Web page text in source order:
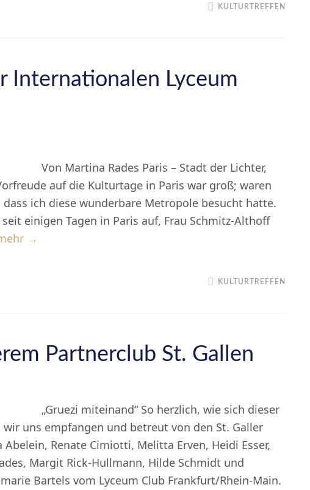
KULTURTREFFEN
Internationalen Lyceum
Von Martina Rades Paris – Stadt der Lichter,
auf die Kulturtage in Paris war groß; waren
dass ich diese wunderbare Metropole besucht hatte.
einigen Tagen in Paris auf, Frau Schmitz-Althoff
→
Paris
KULTURTREFFEN
Partnerclub St. Gallen
„Gruezi miteinand“ So herzlich, wie sich dieser
uns empfangen und betreut von den St. Galler
Abelein, Renate Cimiotti, Melitta Erven, Heidi Esser,
Margit Rick-Hullmann, Hilde Schmidt und
Bartels vom Lyceum Club Frankfurt/Rhein-Main.